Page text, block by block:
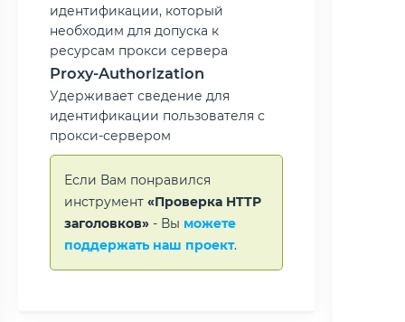
идентификации, который
необходим для допуска к
ресурсам прокси сервера
Proxy-Authorization
Удерживает сведение для
идентификации пользователя с
прокси-сервером
Если Вам понравился
инструмент «Проверка HTTP
заголовков» - Вы можете
поддержать наш проект.